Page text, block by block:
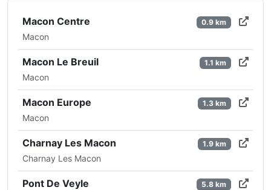
Macon Centre
Macon
0.9 km
Macon Le Breuil
Macon
1.1 km
Macon Europe
Macon
1.3 km
Charnay Les Macon
Charnay Les Macon
1.9 km
Pont De Veyle 5.8 km